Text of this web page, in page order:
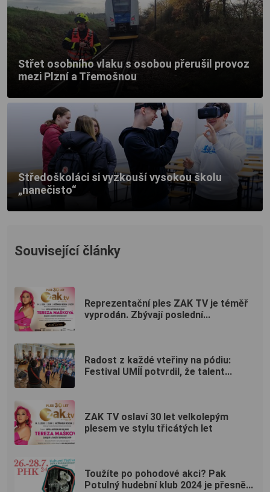
Střet osobního vlaku s osobou přerušil provoz
mezi Plzní a Třemošnou
Středoškoláci si vyzkouší vysokou školu
„nanečisto“
Související články
Reprezentační ples ZAK TV je téměř
vyprodán. Zbývají poslední...
Radost z každé vteřiny na pódiu:
Festival UMÍÍ potvrdil, že talent...
ZAK TV oslaví 30 let velkolepým
plesem ve stylu třicátých let
Toužíte po pohodové akci? Pak
Potulný hudební klub 2024 je přesně...